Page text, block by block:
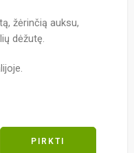
žėrinčią auksu,
dėžutę.
PIRKTI